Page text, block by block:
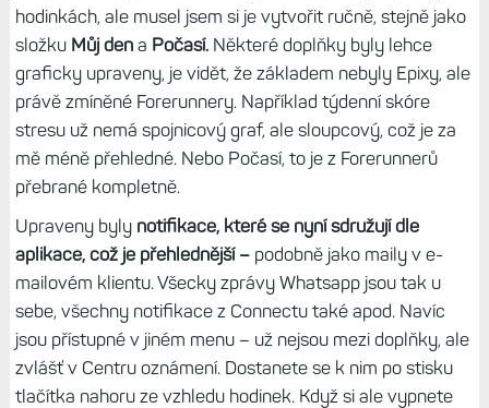
hodinkách, ale musel jsem si je vytvořit ručně, stejně jako
složku Můj den a Počasí. Některé doplňky byly lehce
graficky upraveny, je vidět, že základem nebyly Epixy, ale
právě zmíněné Forerunnery. Například týdenní skóre
stresu už nemá spojnicový graf, ale sloupcový, což je za
mě méně přehledné. Nebo Počasí, to je z Forerunnerů
přebrané kompletně.
Upraveny byly notifikace, které se nyní sdružují dle
aplikace, což je přehlednější –podobně jako maily v e-
mailovém klientu. Všecky zprávy Whatsapp jsou tak u
sebe, všechny notifikace z Connectu také apod. Navíc
jsou přístupné v jiném menu – už nejsou mezi doplňky, ale
zvlášť v Centru oznámení. Dostanete se k nim po stisku
tlačítka nahoru ze vzhledu hodinek. Když si ale vypnete